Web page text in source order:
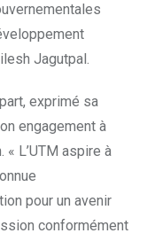
Jagutpal.
exprimé sa
engagement à
L’UTM aspire à
pour un avenir
conformément